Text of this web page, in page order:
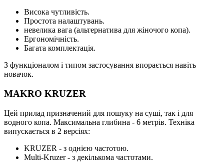
Висока чутливість.
Простота налаштувань.
невелика вага (альтернатива для жіночого копа).
Ергономічність.
Багата комплектація.
З функціоналом і типом застосування впорається навіть
новачок.
MAKRO KRUZER
Цей прилад призначений для пошуку на суші, так і для
водного копа. Максимальна глибина - 6 метрів. Техніка
випускається в 2 версіях:
KRUZER - з однією частотою.
Multi-Kruzer - з декількома частотами.